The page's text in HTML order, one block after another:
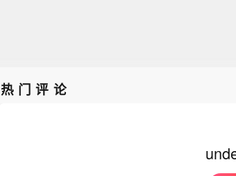
热门评论